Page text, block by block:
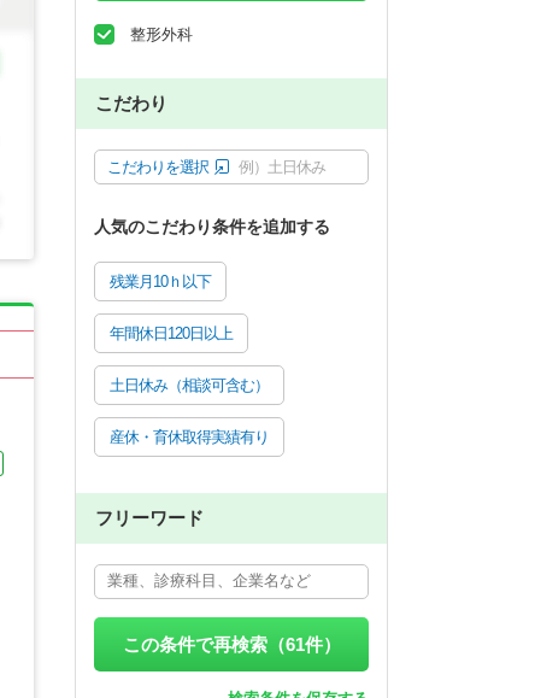
整形外科
こだわり
こだわりを選択 例）土日休み
人気のこだわり条件を追加する
残業月10ｈ以下
年間休日120日以上
土日休み（相談可含む）
産休・育休取得実績有り
フリーワード
この条件で再検索（61件）